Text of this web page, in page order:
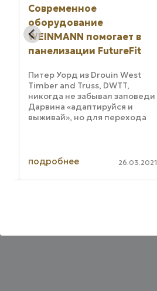
Современное
оборудование
WEINMANN помогает в
панелизации FutureFit
Питер Уорд из Drouin West
Timber and Truss, DWTT,
никогда не забывал заповеди
Дарвина «адаптируйся и
выживай», но для перехода
Виктория в статус успешного
подробнее 26.03.2021